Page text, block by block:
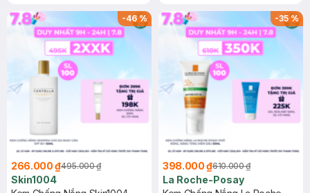
25ml (SL Có Hạn)
-46%
266.000 ₫495.000 ₫
Skin1004
-35%
398.000 ₫610.000 ₫
La Roche-Posay